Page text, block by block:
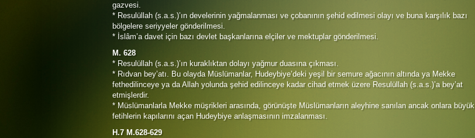
gazvesi.
* Resulüllah (s.a.s.)’ın develerinin yağmalanması ve çobanının şehid edilmesi olayı ve buna karşılık bazı
bölgelere seriyyeler gönderilmesi.
* İslâm’a davet için bazı devlet başkanlarına elçiler ve mektuplar gönderilmesi.
M. 628
* Resulüllah (s.a.s.)’ın kuraklıktan dolayı yağmur duasına çıkması.
* Rıdvan bey’atı. Bu olayda Müslümanlar, Hudeybiye’deki yeşil bir semure ağacının altında ya Mekke
fethedilinceye ya da Allah yolunda şehid edilinceye kadar cihad etmek üzere Resulüllah (s.a.s.)’a bey’at
etmişlerdir.
* Müslümanlarla Mekke müşrikleri arasında, görünüşte Müslümanların aleyhine sanılan ancak onlara büyük
fetihlerin kapılarını açan Hudeybiye anlaşmasının imzalanması.
H.7 M.628-629